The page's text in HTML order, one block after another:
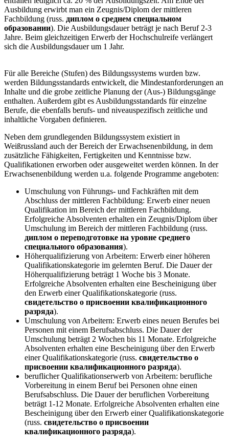
Ausbildung erwirbt man ein Zeugnis/Diplom der mittleren
Fachbildung (russ. диплом о среднем специальном
образовании). Die Ausbildungsdauer beträgt je nach Beruf 2-3
Jahre. Beim gleichzeitigen Erwerb der Hochschulreife verlängert
sich die Ausbildungsdauer um 1 Jahr.
Für alle Bereiche (Stufen) des Bildungssystems wurden bzw.
werden Bildungsstandards entwickelt, die Mindestanforderungen an
Inhalte und die grobe zeitliche Planung der (Aus-) Bildungsgänge
enthalten. Außerdem gibt es Ausbildungsstandards für einzelne
Berufe, die ebenfalls berufs- und niveauspezifisch zeitliche und
inhaltliche Vorgaben definieren.
Neben dem grundlegenden Bildungssystem existiert in
Weißrussland auch der Bereich der Erwachsenenbildung, in dem
zusätzliche Fähigkeiten, Fertigkeiten und Kenntnisse bzw.
Qualifikationen erworben oder ausgeweitet werden können. In der
Erwachsenenbildung werden u.a. folgende Programme angeboten:
Umschulung von Führungs- und Fachkräften mit dem
Abschluss der mittleren Fachbildung: Erwerb einer neuen
Qualifikation im Bereich der mittleren Fachbildung.
Erfolgreiche Absolventen erhalten ein Zeugnis/Diplom über
Umschulung im Bereich der mittleren Fachbildung (russ.
диплом о переподготовке на уровне среднего
специального образования).
Höherqualifizierung von Arbeitern: Erwerb einer höheren
Qualifikationskategorie im gelernten Beruf. Die Dauer der
Höherqualifizierung beträgt 1 Woche bis 3 Monate.
Erfolgreiche Absolventen erhalten eine Bescheinigung über
den Erwerb einer Qualifikationskategorie (russ.
свидетельство о присвоении квалификационного
разряда).
Umschulung von Arbeitern: Erwerb eines neuen Berufes bei
Personen mit einem Berufsabschluss. Die Dauer der
Umschulung beträgt 2 Wochen bis 11 Monate. Erfolgreiche
Absolventen erhalten eine Bescheinigung über den Erwerb
einer Qualifikationskategorie (russ. свидетельство о
присвоении квалификационного разряда).
beruflicher Qualifikationserwerb von Arbeitern: berufliche
Vorbereitung in einem Beruf bei Personen ohne einen
Berufsabschluss. Die Dauer der beruflichen Vorbereitung
beträgt 1-12 Monate. Erfolgreiche Absolventen erhalten eine
Bescheinigung über den Erwerb einer Qualifikationskategorie
(russ. свидетельство о присвоении
квалификационного разряда).